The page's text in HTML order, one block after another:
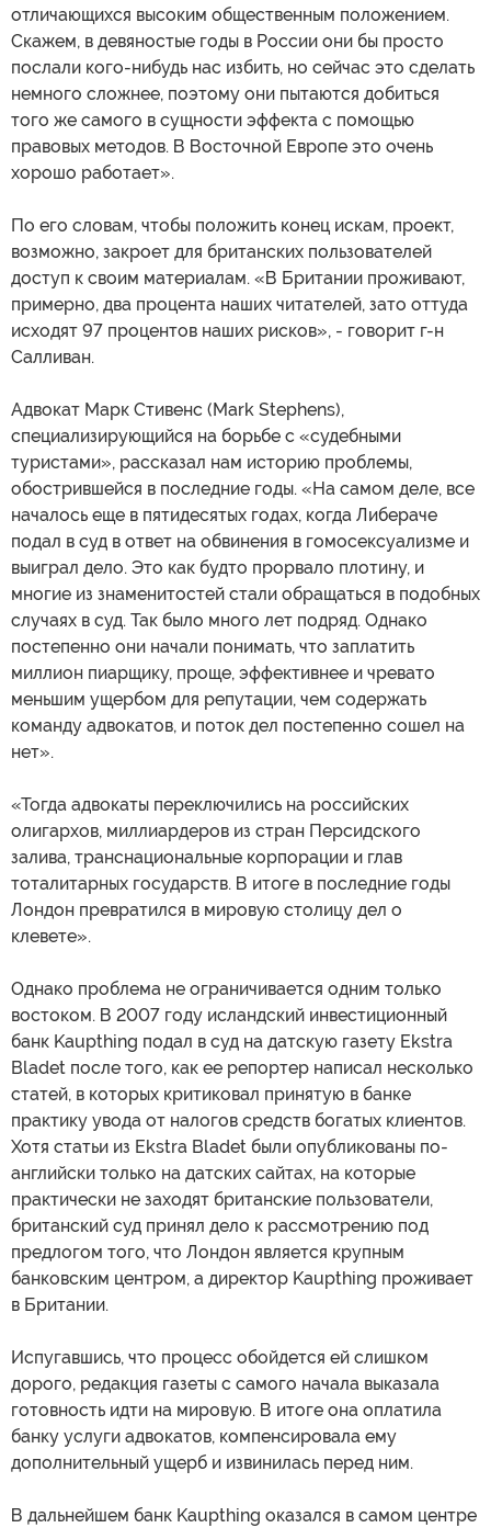
отличающихся высоким общественным положением.
Скажем, в девяностые годы в России они бы просто
послали кого-нибудь нас избить, но сейчас это сделать
немного сложнее, поэтому они пытаются добиться
того же самого в сущности эффекта с помощью
правовых методов. В Восточной Европе это очень
хорошо работает».
По его словам, чтобы положить конец искам, проект,
возможно, закроет для британских пользователей
доступ к своим материалам. «В Британии проживают,
примерно, два процента наших читателей, зато оттуда
исходят 97 процентов наших рисков», - говорит г-н
Салливан.
Адвокат Марк Стивенс (Mark Stephens),
специализирующийся на борьбе с «судебными
туристами», рассказал нам историю проблемы,
обострившейся в последние годы. «На самом деле, все
началось еще в пятидесятых годах, когда Либераче
подал в суд в ответ на обвинения в гомосексуализме и
выиграл дело. Это как будто прорвало плотину, и
многие из знаменитостей стали обращаться в подобных
случаях в суд. Так было много лет подряд. Однако
постепенно они начали понимать, что заплатить
миллион пиарщику, проще, эффективнее и чревато
меньшим ущербом для репутации, чем содержать
команду адвокатов, и поток дел постепенно сошел на
нет».
«Тогда адвокаты переключились на российских
олигархов, миллиардеров из стран Персидского
залива, транснациональные корпорации и глав
тоталитарных государств. В итоге в последние годы
Лондон превратился в мировую столицу дел о
клевете».
Однако проблема не ограничивается одним только
востоком. В 2007 году исландский инвестиционный
банк Kaupthing подал в суд на датскую газету Ekstra
Bladet после того, как ее репортер написал несколько
статей, в которых критиковал принятую в банке
практику увода от налогов средств богатых клиентов.
Хотя статьи из Ekstra Bladet были опубликованы по-
английски только на датских сайтах, на которые
практически не заходят британские пользователи,
британский суд принял дело к рассмотрению под
предлогом того, что Лондон является крупным
банковским центром, а директор Kaupthing проживает
в Британии.
Испугавшись, что процесс обойдется ей слишком
дорого, редакция газеты с самого начала выказала
готовность идти на мировую. В итоге она оплатила
банку услуги адвокатов, компенсировала ему
дополнительный ущерб и извинилась перед ним.
В дальнейшем банк Kaupthing оказался в самом центре